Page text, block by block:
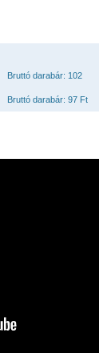
Bruttó darabár: 102
Bruttó darabár: 97 Ft